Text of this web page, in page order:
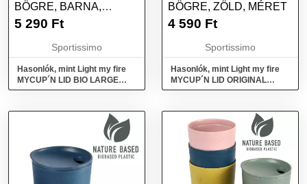
BÖGRE, BARNA,
MÉRET
5 290 Ft
Sportissimo
Hasonlók, mint Light my fire
MYCUP´N LID BIO LARGE
Bögre, barna, méret
BÖGRE, ZÖLD, MÉRET
4 590 Ft
Sportissimo
Hasonlók, mint Light my fire
MYCUP´N LID ORIGINAL
Bögre, zöld, méret